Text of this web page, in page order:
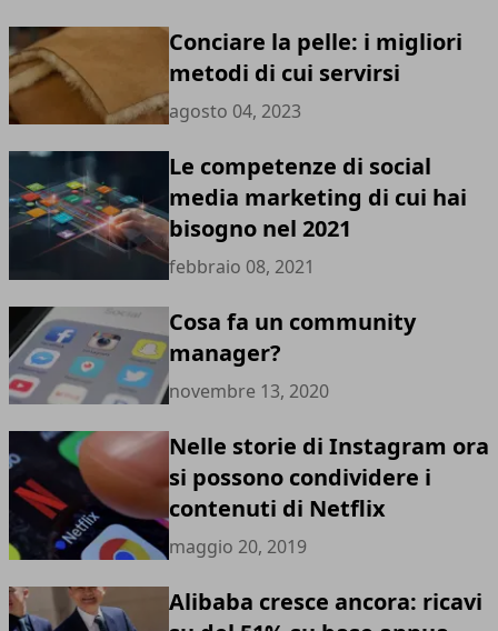
Conciare la pelle: i migliori
metodi di cui servirsi
agosto 04, 2023
Le competenze di social
media marketing di cui hai
bisogno nel 2021
febbraio 08, 2021
Cosa fa un community
manager?
novembre 13, 2020
Nelle storie di Instagram ora
si possono condividere i
contenuti di Netflix
maggio 20, 2019
Alibaba cresce ancora: ricavi